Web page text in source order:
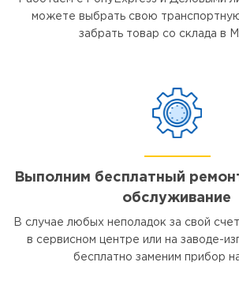
можете выбрать свою
забрать товар со склада в
Выполним бесплатный
обслуживание
В случае любых неполадок за свой
в сервисном центре или на заводе-
бесплатно заменим прибор